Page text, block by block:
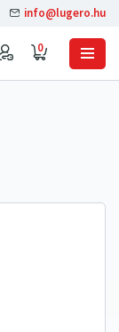
0
info@lugero.hu